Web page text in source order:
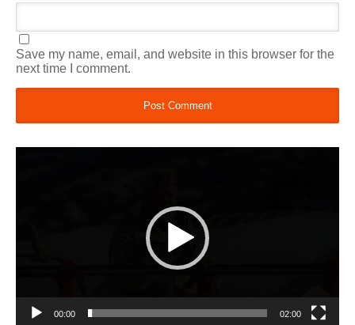
Save my name, email, and website in this browser for the
next time I comment.
00:00 02:00